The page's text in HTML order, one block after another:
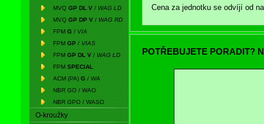
MVQ GP DL V / WAG LD
MVQ GP DP V / WAG RD
FPM G / VIA
FPM GP / VIAS
FPM GP DL V / WAG LD
FPM SPECIAL
ACM (PA) G / WA
NBR GO / WAO
NBR GPO / WASO
O-kroužky
Cena za jednotku se odvíjí od
POTŘEBUJETE PORADIT?